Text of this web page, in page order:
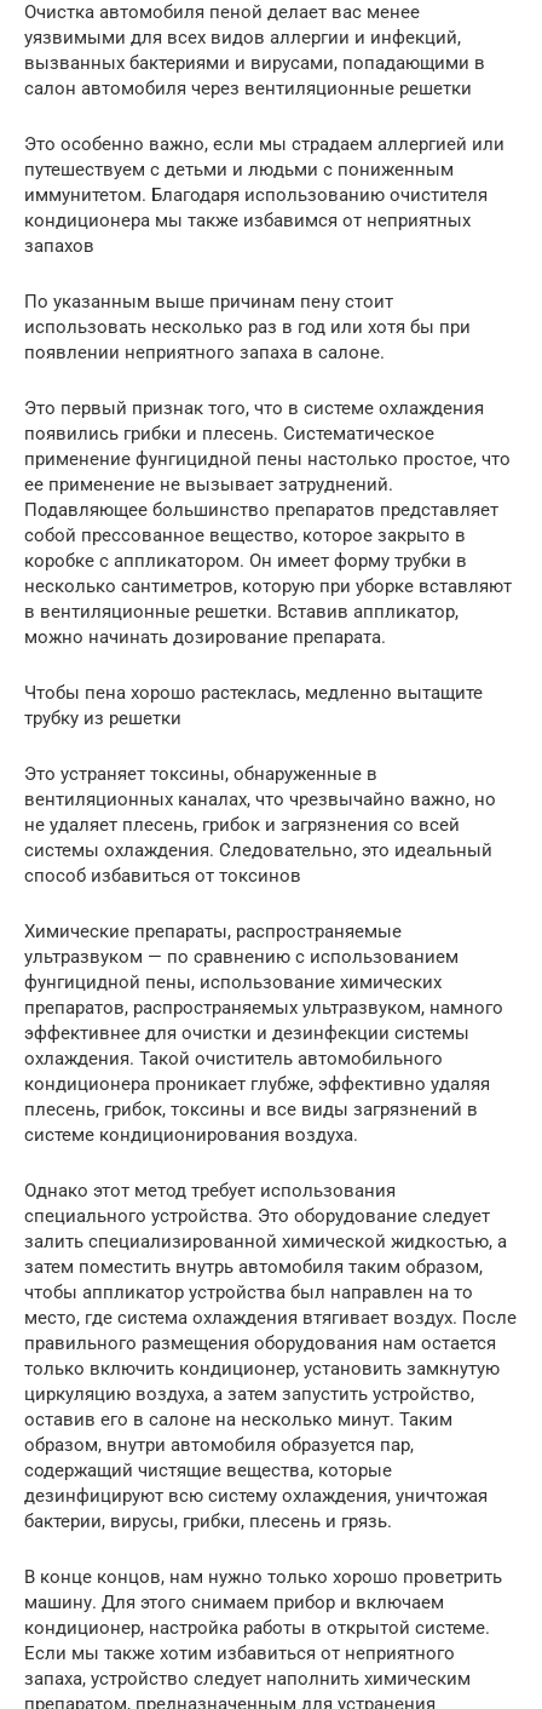
Очистка автомобиля пеной делает вас менее
уязвимыми для всех видов аллергии и инфекций,
вызванных бактериями и вирусами, попадающими в
салон автомобиля через вентиляционные решетки
Это особенно важно, если мы страдаем аллергией или
путешествуем с детьми и людьми с пониженным
иммунитетом. Благодаря использованию очистителя
кондиционера мы также избавимся от неприятных
запахов
По указанным выше причинам пену стоит
использовать несколько раз в год или хотя бы при
появлении неприятного запаха в салоне.
Это первый признак того, что в системе охлаждения
появились грибки и плесень. Систематическое
применение фунгицидной пены настолько простое, что
ее применение не вызывает затруднений.
Подавляющее большинство препаратов представляет
собой прессованное вещество, которое закрыто в
коробке с аппликатором. Он имеет форму трубки в
несколько сантиметров, которую при уборке вставляют
в вентиляционные решетки. Вставив аппликатор,
можно начинать дозирование препарата.
Чтобы пена хорошо растеклась, медленно вытащите
трубку из решетки
Это устраняет токсины, обнаруженные в
вентиляционных каналах, что чрезвычайно важно, но
не удаляет плесень, грибок и загрязнения со всей
системы охлаждения. Следовательно, это идеальный
способ избавиться от токсинов
Химические препараты, распространяемые
ультразвуком — по сравнению с использованием
фунгицидной пены, использование химических
препаратов, распространяемых ультразвуком, намного
эффективнее для очистки и дезинфекции системы
охлаждения. Такой очиститель автомобильного
кондиционера проникает глубже, эффективно удаляя
плесень, грибок, токсины и все виды загрязнений в
системе кондиционирования воздуха.
Однако этот метод требует использования
специального устройства. Это оборудование следует
залить специализированной химической жидкостью, а
затем поместить внутрь автомобиля таким образом,
чтобы аппликатор устройства был направлен на то
место, где система охлаждения втягивает воздух. После
правильного размещения оборудования нам остается
только включить кондиционер, установить замкнутую
циркуляцию воздуха, а затем запустить устройство,
оставив его в салоне на несколько минут. Таким
образом, внутри автомобиля образуется пар,
содержащий чистящие вещества, которые
дезинфицируют всю систему охлаждения, уничтожая
бактерии, вирусы, грибки, плесень и грязь.
В конце концов, нам нужно только хорошо проветрить
машину. Для этого снимаем прибор и включаем
кондиционер, настройка работы в открытой системе.
Если мы также хотим избавиться от неприятного
запаха, устройство следует наполнить химическим
препаратом, предназначенным для устранения